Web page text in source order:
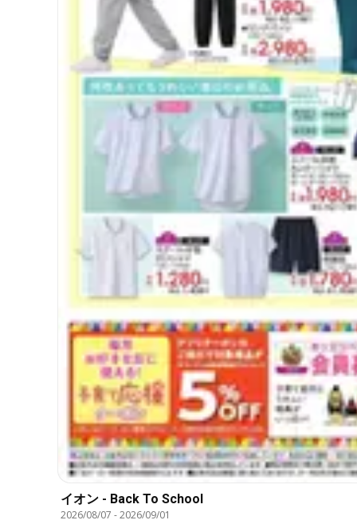
イオン - Back To School
2026/08/07 -2026/09/01